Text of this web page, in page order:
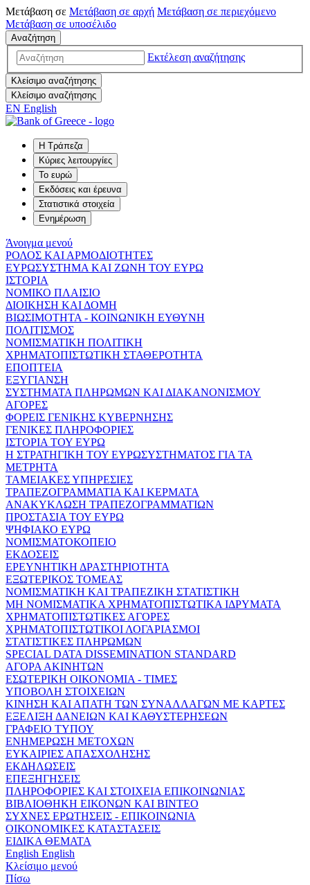
Μετάβαση σε Μετάβαση σε αρχή Μετάβαση σε περιεχόμενο
Μετάβαση σε υποσέλιδο
Αναζήτηση
Εκτέλεση αναζήτησης
Κλείσιμο αναζήτησης
Κλείσιμο αναζήτησης
EN English
Η Τράπεζα
Κύριες λειτουργίες
Το ευρώ
Εκδόσεις και έρευνα
Στατιστικά στοιχεία
Ενημέρωση
Άνοιγμα μενού
ΡΟΛΟΣ ΚΑΙ ΑΡΜΟΔΙΟΤΗΤΕΣ
ΕΥΡΩΣΥΣΤΗΜΑ ΚΑΙ ΖΩΝΗ ΤΟΥ ΕΥΡΩ
ΙΣΤΟΡΙΑ
ΝΟΜΙΚΟ ΠΛΑΙΣΙΟ
ΔΙΟΙΚΗΣΗ ΚΑΙ ΔΟΜΗ
ΒΙΩΣΙΜΟΤΗΤΑ - ΚΟΙΝΩΝΙΚΗ ΕΥΘΥΝΗ
ΠΟΛΙΤΙΣΜΟΣ
ΝΟΜΙΣΜΑΤΙΚΗ ΠΟΛΙΤΙΚΗ
ΧΡΗΜΑΤΟΠΙΣΤΩΤΙΚΗ ΣΤΑΘΕΡΟΤΗΤΑ
ΕΠΟΠΤΕΙΑ
ΕΞΥΓΙΑΝΣΗ
ΣΥΣΤΗΜΑΤΑ ΠΛΗΡΩΜΩΝ ΚΑΙ ΔΙΑΚΑΝΟΝΙΣΜΟΥ
ΑΓΟΡΕΣ
ΦΟΡΕΙΣ ΓΕΝΙΚΗΣ ΚΥΒΕΡΝΗΣΗΣ
ΓΕΝΙΚΕΣ ΠΛΗΡΟΦΟΡΙΕΣ
ΙΣΤΟΡΙΑ ΤΟΥ ΕΥΡΩ
Η ΣΤΡΑΤΗΓΙΚΗ ΤΟΥ ΕΥΡΩΣΥΣΤΗΜΑΤΟΣ ΓΙΑ ΤΑ
ΜΕΤΡΗΤΑ
ΤΑΜΕΙΑΚΕΣ ΥΠΗΡΕΣΙΕΣ
ΤΡΑΠΕΖΟΓΡΑΜΜΑΤΙΑ ΚΑΙ ΚΕΡΜΑΤΑ
ΑΝΑΚΥΚΛΩΣΗ ΤΡΑΠΕΖΟΓΡΑΜΜΑΤΙΩΝ
ΠΡΟΣΤΑΣΙΑ ΤΟΥ ΕΥΡΩ
ΨΗΦΙΑΚΟ ΕΥΡΩ
ΝΟΜΙΣΜΑΤΟΚΟΠΕΙΟ
ΕΚΔΟΣΕΙΣ
ΕΡΕΥΝΗΤΙΚΗ ΔΡΑΣΤΗΡΙΟΤΗΤΑ
ΕΞΩΤΕΡΙΚΟΣ ΤΟΜΕΑΣ
ΝΟΜΙΣΜΑΤΙΚΗ ΚΑΙ ΤΡΑΠΕΖΙΚΗ ΣΤΑΤΙΣΤΙΚΗ
ΜΗ ΝΟΜΙΣΜΑΤΙΚΑ ΧΡΗΜΑΤΟΠΙΣΤΩΤΙΚΑ ΙΔΡΥΜΑΤΑ
ΧΡΗΜΑΤΟΠΙΣΤΩΤΙΚΕΣ ΑΓΟΡΕΣ
ΧΡΗΜΑΤΟΠΙΣΤΩΤΙΚΟΙ ΛΟΓΑΡΙΑΣΜΟΙ
ΣΤΑΤΙΣΤΙΚΕΣ ΠΛΗΡΩΜΩΝ
SPECIAL DATA DISSEMINATION STANDARD
ΑΓΟΡΑ ΑΚΙΝΗΤΩΝ
ΕΣΩΤΕΡΙΚΗ ΟΙΚΟΝΟΜΙΑ - ΤΙΜΕΣ
ΥΠΟΒΟΛΗ ΣΤΟΙΧΕΙΩΝ
ΚΙΝΗΣΗ ΚΑΙ ΑΠΑΤΗ ΤΩΝ ΣΥΝΑΛΛΑΓΩΝ ΜΕ ΚΑΡΤΕΣ
ΕΞΕΛΙΞΗ ΔΑΝΕΙΩΝ ΚΑΙ ΚΑΘΥΣΤΕΡΗΣΕΩΝ
ΓΡΑΦΕΙΟ ΤΥΠΟΥ
ΕΝΗΜΕΡΩΣΗ ΜΕΤΟΧΩΝ
ΕΥΚΑΙΡΙΕΣ ΑΠΑΣΧΟΛΗΣΗΣ
ΕΚΔΗΛΩΣΕΙΣ
ΕΠΕΞΗΓΗΣΕΙΣ
ΠΛΗΡΟΦΟΡΙΕΣ ΚΑΙ ΣΤΟΙΧΕΙΑ ΕΠΙΚΟΙΝΩΝΙΑΣ
ΒΙΒΛΙΟΘΗΚΗ ΕΙΚΟΝΩΝ ΚΑΙ ΒΙΝΤΕΟ
ΣΥΧΝΕΣ ΕΡΩΤΗΣΕΙΣ - ΕΠΙΚΟΙΝΩΝΙΑ
ΟΙΚΟΝΟΜΙΚΕΣ ΚΑΤΑΣΤΑΣΕΙΣ
ΕΙΔΙΚΑ ΘΕΜΑΤΑ
English English
Κλείσιμο μενού
Πίσω